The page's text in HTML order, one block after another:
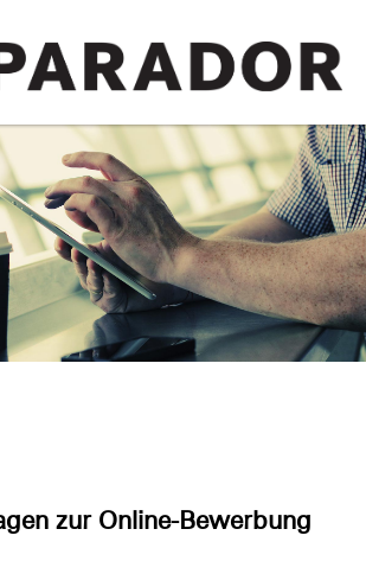
zur Online-Bewerbung